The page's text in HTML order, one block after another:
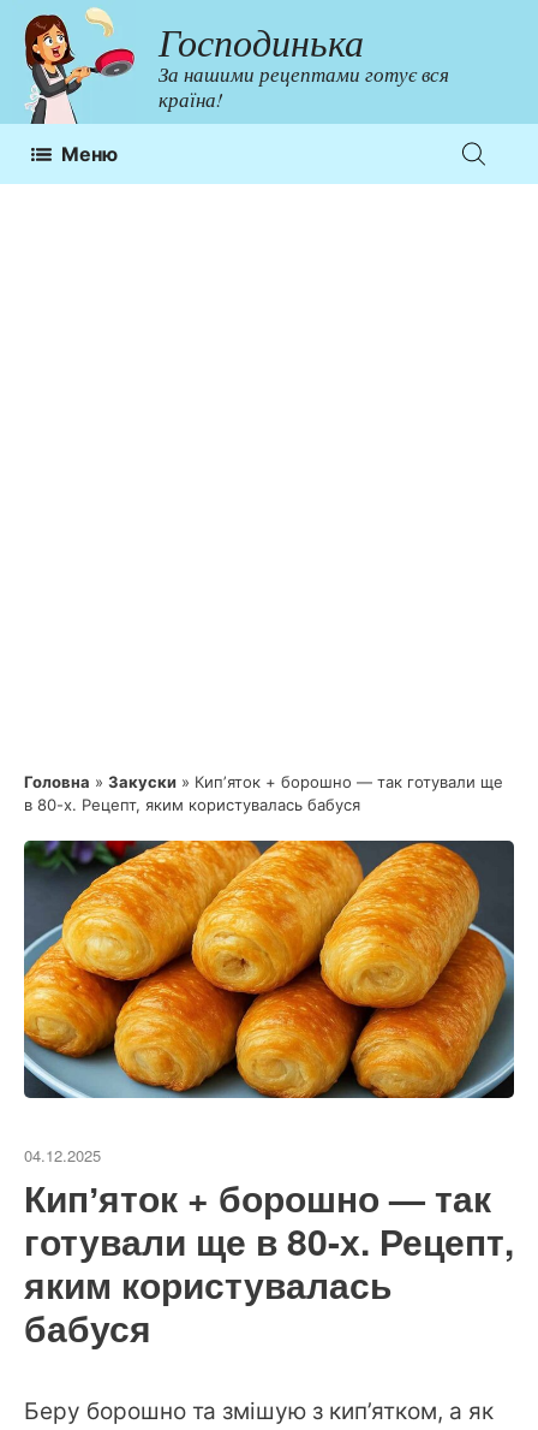
Перейти
до
контенту
Господинька
За нашими рецептами готує вся
країна!
Меню
Головна » Закуски » Кипʼяток + борошно — так готували ще
в 80-х. Рецепт, яким користувалась бабуся
04.12.2025
Кипʼяток + борошно — так
готували ще в 80-х. Рецепт,
яким користувалась
бабуся
Беру борошно та змішую з кип’ятком, а як